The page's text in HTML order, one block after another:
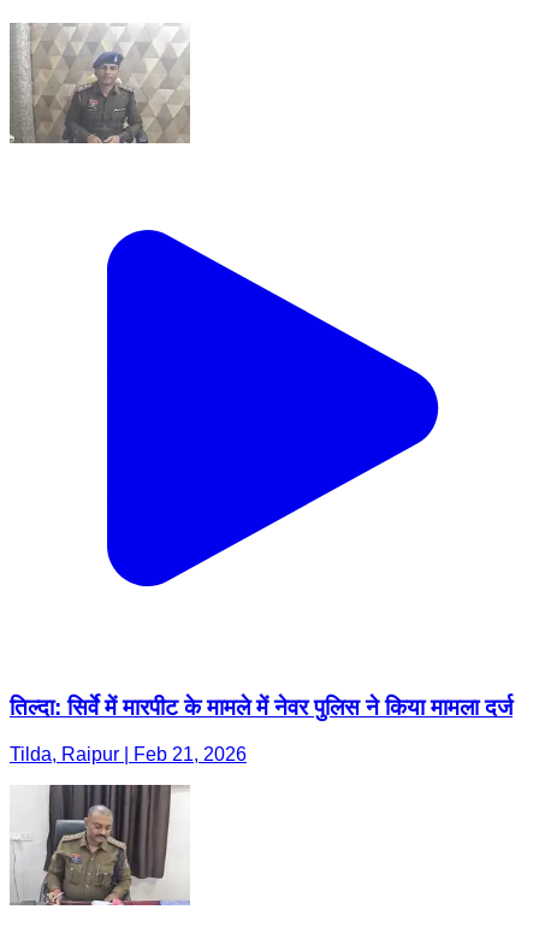
तिल्दा: सिर्वे में मारपीट के मामले में नेवर पुलिस ने किया मामला दर्ज
Tilda, Raipur | Feb 21, 2026